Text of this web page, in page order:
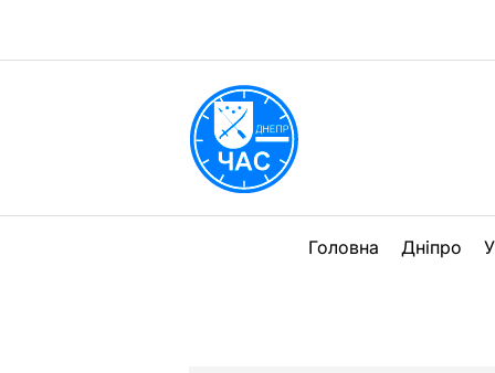
вмісту
Головна Дніпро